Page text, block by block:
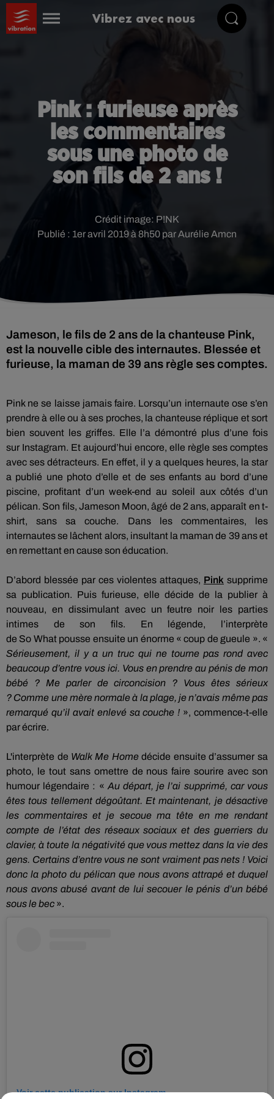
Vibrez avec nous
Pink : furieuse après
les commentaires
sous une photo de
son fils de 2 ans !
Publié : 1er avril 2019 à 8h50 par Aurélie Amcn
Crédit image: P!NK
Jameson, le fils de 2 ans de la chanteuse Pink,
est la nouvelle cible des internautes. Blessée et
furieuse, la maman de 39 ans règle ses comptes.
Pink ne se laisse jamais faire. Lorsqu’un internaute ose s’en
prendre à elle ou à ses proches, la chanteuse réplique et sort
bien souvent les griffes. Elle l’a démontré plus d’une fois
sur Instagram. Et aujourd’hui encore, elle règle ses comptes
avec ses détracteurs. En effet, il y a quelques heures, la star
a publié une photo d’elle et de ses enfants au bord d’une
piscine, profitant d’un week-end au soleil aux côtés d’un
pélican. Son fils, Jameson Moon, âgé de 2 ans, apparaît en t-
shirt, sans sa couche.
Dans les commentaires, les
internautes se lâchent alors, insultant la maman de 39 ans et
en remettant en cause son éducation.
D’abord blessée par ces violentes attaques, Pink supprime
sa publication. Puis furieuse, elle décide de la publier à
nouveau, en dissimulant avec un feutre noir les parties
intimes de son fils.
En légende, l’interprète
de So What pousse ensuite un énorme « coup de gueule ». «
Sérieusement, il y a un truc qui ne tourne pas rond avec
beaucoup d’entre vous ici. Vous en prendre au pénis de mon
bébé ?Me parler de circoncision ? Vous êtes sérieux
? Comme une mère normale à la plage, je n’avais même pas
remarqué qu’il avait enlevé sa couche ! », commence-t-elle
par écrire.
L'interprète de Walk Me Homedécide ensuite d’assumer sa
photo, le tout sans omettre de nous faire sourire avec son
humour légendaire : « Audépart, je l’ai supprimé, car vous
êtes tous tellement dégoûtant. Et maintenant, je désactive
les commentaires et je secoue ma tête en me rendant
compte de l’état des réseaux sociaux et des guerriers du
clavier, à toute la négativité que vous mettez dans la vie des
gens. Certains d’entre vous ne sont vraiment pas nets ! Voici
donc la photo du pélican que nous avons attrapé et duquel
nous avons abusé avant de lui secouer le pénis d’un bébé
sous le bec ».
Voir cette publication sur Instagram